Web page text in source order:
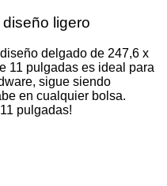
ligero
delgado de 247,6 x
11 pulgadas es ideal para
sigue siendo
en cualquier bolsa.
pulgadas!